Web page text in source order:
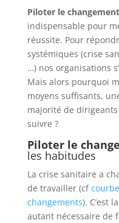
Piloter le
indispensable pour
réussite. Pour
systémiques (crise
…) nos organisations
Mais alors pourquoi
moyens suffisants,
majorité de
suivre ?
Piloter le
les habitudes
La crise sanitaire a
de travailler (cf
changements). C’est
autant nécessaire de